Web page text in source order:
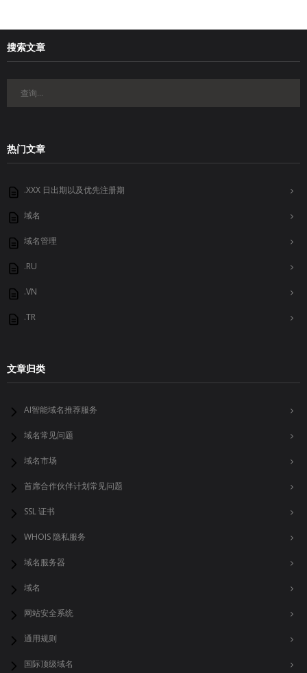
搜索文章
热门文章
.XXX 日出期以及优先注册期
域名
域名管理
.RU
.VN
.TR
文章归类
AI智能域名推荐服务
域名常见问题
域名市场
首席合作伙伴计划常见问题
SSL 证书
WHOIS 隐私服务
域名服务器
域名
网站安全系统
通用规则
国际顶级域名